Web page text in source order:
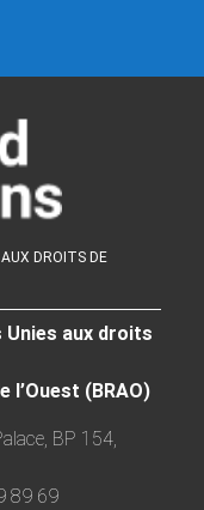
DROITS DE
aux droits
l’Ouest (BRAO)
BP 154,
89 69